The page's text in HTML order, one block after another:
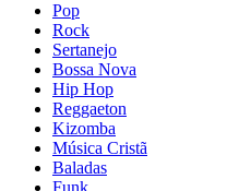
Pop
Rock
Sertanejo
Bossa Nova
Hip Hop
Reggaeton
Kizomba
Música Cristã
Baladas